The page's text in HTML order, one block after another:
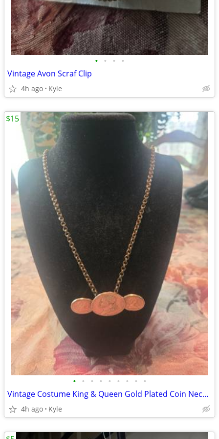
• • • •
Vintage Avon Scraf Clip
4h ago Kyle
• • • • • • • • •
Vintage Costume King & Queen Gold Plated Coin Necklace
4h ago Kyle
$15